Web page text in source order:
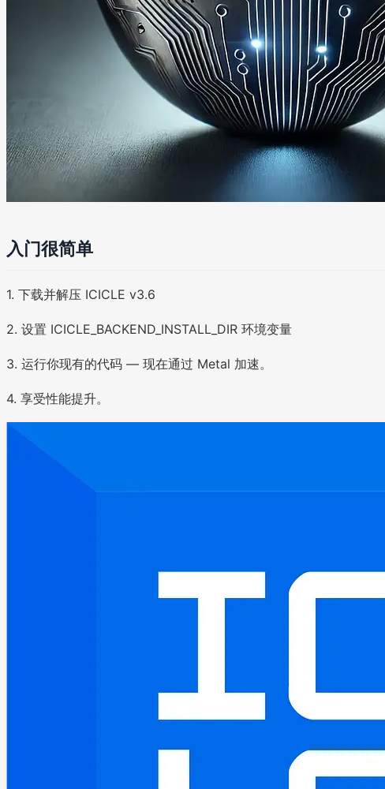
入门很简单
1. 下载并解压 ICICLE v3.6
2. 设置 ICICLE_BACKEND_INSTALL_DIR 环境变量
3. 运行你现有的代码 — 现在通过 Metal 加速。
4. 享受性能提升。